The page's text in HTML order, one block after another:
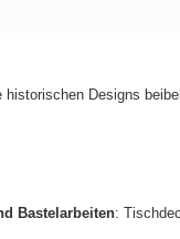
Designs
Bastelarbeiten: